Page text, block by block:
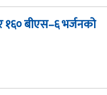
बीएस–६ भर्जनको